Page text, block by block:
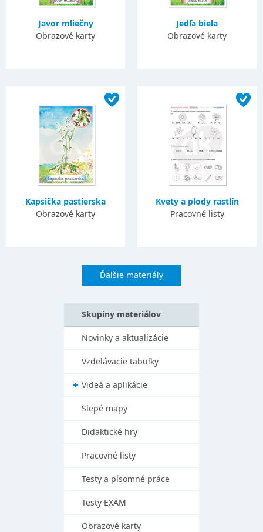
Javor mliečny
Obrazové karty
Jedľa biela
Obrazové karty
Kapsička pastierska
Obrazové karty
Kvety a plody rastlín
Pracovné listy
Ďalšie materiály
Skupiny materiálov
Novinky a aktualizácie
Vzdelávacie tabuľky
Videá a aplikácie
Slepé mapy
Didaktické hry
Pracovné listy
Testy a písomné práce
Testy EXAM
Obrazové karty